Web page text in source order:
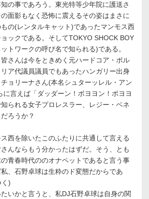
の事であろう。東光特等少年院に護送さ
面影もなく恐怖に震えるその姿はまさに
の(レンタルキャット)であったマンモス西
ックである。そしてTOKYO SHOCK BOY
トワークの呼び名で知られる)である。
さんは今をときめく元ハードコア・ポル
ア代議員議員でもあったハンガリー出身
ョリーナさん(本名シュターッレル・アン
に言えば「ダッダーン！ボヨヨン！ボヨヨ
られる女子プロレスラー、レジー・ベネ
ろうか？
西を除いたこのふたりに共通して言える
んならもう分かったはずだ。そう、とも
青春時代ののオナペットであると言う事
、石野卓球は生粋のド変態だからであ
く)
いかと言うと、私DJ石野卓球は自身の関